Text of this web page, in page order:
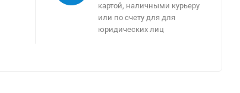
картой, наличными курьеру
или по счету для для
юридических лиц